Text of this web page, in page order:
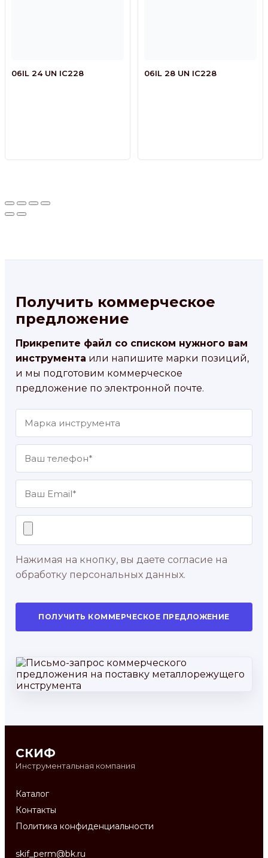
06IL 24 UN IC228 06IL 28 UN IC228
Получить коммерческое
предложение
Прикрепите файл со списком нужного вам
инструмента или напишите марки позиций,
и мы подготовим коммерческое
предложение по электронной почте.
Нажимая на кнопку, вы даете согласие на
обработку персональных данных.
ПОЛУЧИТЬ КОММЕРЧЕСКОЕ ПРЕДЛОЖЕНИЕ
СКИФ
Инструментальная компания
Каталог
Контакты
Политика конфиденциальности
skif_perm@bk.ru